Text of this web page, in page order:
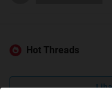
Hot Threads